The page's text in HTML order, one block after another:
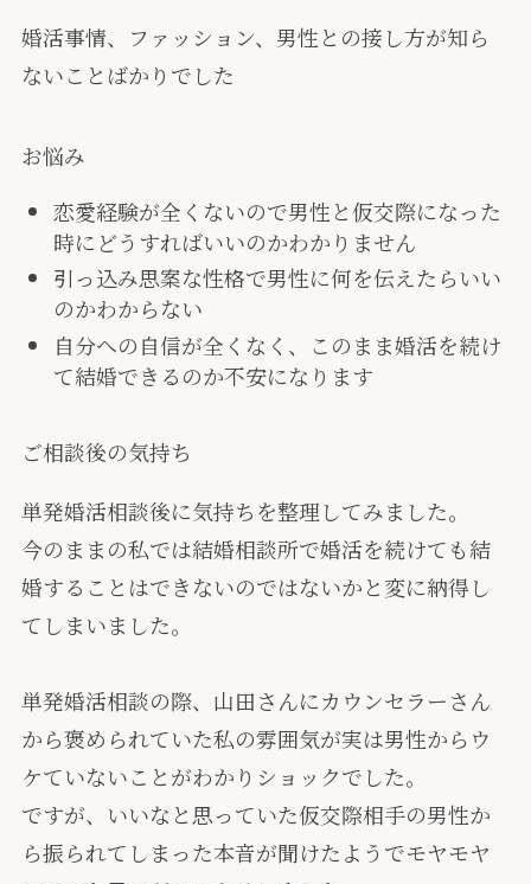
婚活事情、ファッション、男性との接し方が知ら
ないことばかりでした
お悩み
恋愛経験が全くないので男性と仮交際になった
時にどうすればいいのかわかりません
引っ込み思案な性格で男性に何を伝えたらいい
のかわからない
自分への自信が全くなく、このまま婚活を続け
て結婚できるのか不安になります
ご相談後の気持ち
単発婚活相談後に気持ちを整理してみました。
今のままの私では結婚相談所で婚活を続けても結
婚することはできないのではないかと変に納得し
てしまいました。
単発婚活相談の際、山田さんにカウンセラーさん
から褒められていた私の雰囲気が実は男性からウ
ケていないことがわかりショックでした。
ですが、いいなと思っていた仮交際相手の男性か
ら振られてしまった本音が聞けたようでモヤモヤ